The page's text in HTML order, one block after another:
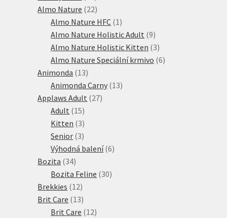
produktů
Almo Nature 2222
produktů
Almo Nature HFC 1 1
produkt
Almo Nature Holistic Adult 99
produktů
Almo Nature Holistic Kitten 33
produkty
Almo Nature Speciální krmivo 66
Animonda 1313
produktů
Animonda Carny 1313
Applaws Adult 2727
Adult 1515
produktů
Kitten 33
produkty
Senior 33
produkty
Výhodná balení 66
Bozita 3434
produktů
Bozita Feline 3030
Brekkies 1212
produktů
Brit Care 1313
produktů
Brit Care 1212